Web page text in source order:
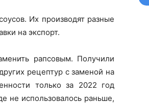
Их производят разные
на экспорт.
рапсовым. Получили
рецептур с заменой на
только за 2022 год
не использовалось раньше,